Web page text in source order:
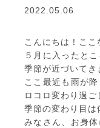
2022.05.06
こんにちは！ここ
５月に入ったと
季節が近づいてき
ここ最近も雨が
ロコロ変わり過
季節の変わり目は
みなさん、お身